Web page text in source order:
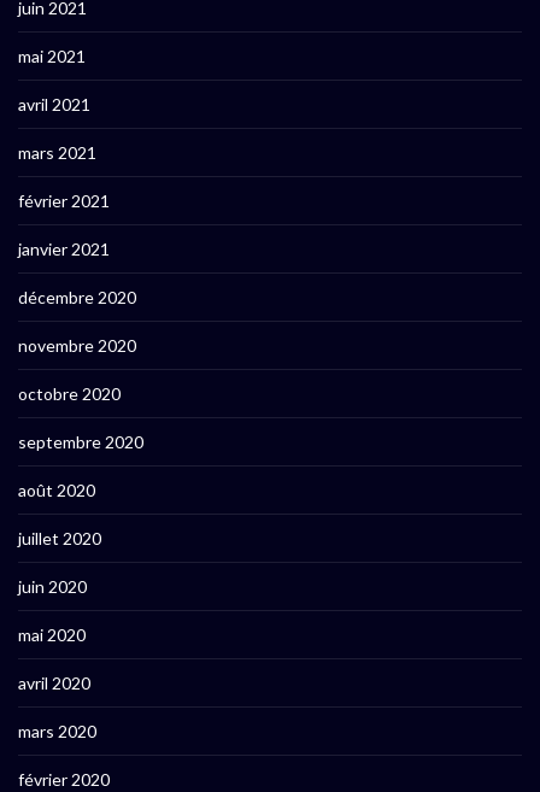
juin 2021
mai 2021
avril 2021
mars 2021
février 2021
janvier 2021
décembre 2020
novembre 2020
octobre 2020
septembre 2020
août 2020
juillet 2020
juin 2020
mai 2020
avril 2020
mars 2020
février 2020